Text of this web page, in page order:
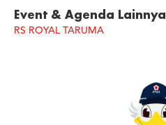
Event & Agenda Lainnya
RS ROYAL TARUMA